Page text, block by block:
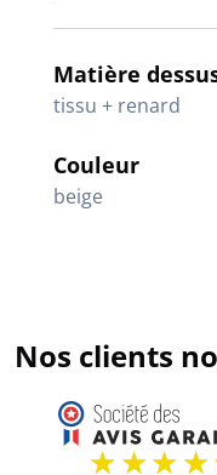
Matière
tissu + renard
Couleur
beige
Nos clients